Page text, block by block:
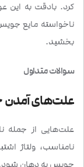
کرد. بادقت به این
ناخواسته مایع
بخشید.
سوالات متداول
علت‌های
علت‌هایی از جمله
نامناسب، ولتاژ
جویس به دهان